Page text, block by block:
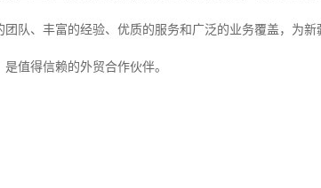
队、丰富的经验、优质的服务和广泛的业务覆盖，为新
值得信赖的外贸合作伙伴。